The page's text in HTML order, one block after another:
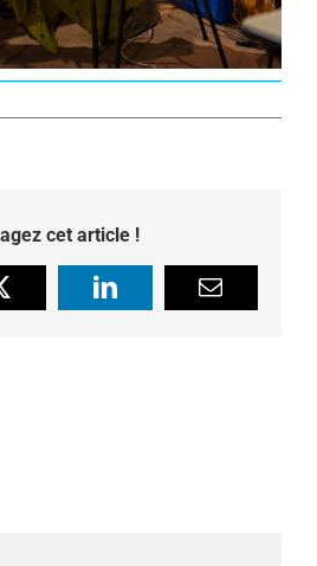
cet article !
LinkedIn Email